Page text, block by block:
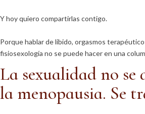
Y hoy quiero compartirlas contigo.
Porque hablar de libido, orgasmos
fisiosexología no se puede hacer en una
La sexualidad no se
la menopausia. Se